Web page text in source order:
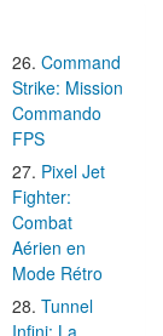
Command
Strike: Mission
Commando
FPS
Pixel Jet
Fighter:
Combat
Aérien en
Mode Rétro
Tunnel